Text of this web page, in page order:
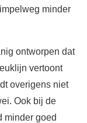
minder
ontworpen dat
vertoont
overigens niet
Ook bij de
minder goed